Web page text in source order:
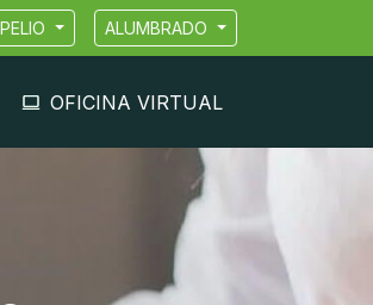
ALUMBRADO
OFICINA VIRTUAL